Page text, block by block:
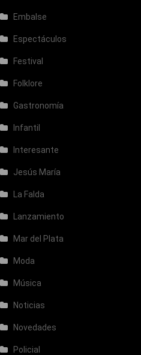
Embalse
Espectáculos
Festival
Folklore
Gastronomía
Infantil
Interesante
Jesús María
La Falda
Lanzamiento
Mar del Plata
Moda
Música
Noticias
Novedades
Policial